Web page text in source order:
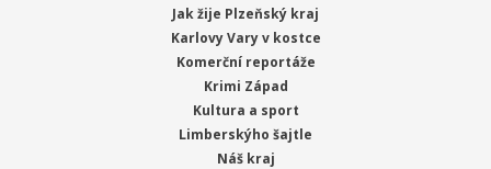
Jak žije Plzeňský kraj
Karlovy Vary v kostce
Komerční reportáže
Krimi Západ
Kultura a sport
Limberskýho šajtle
Náš kraj